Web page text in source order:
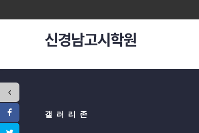
갤러리존